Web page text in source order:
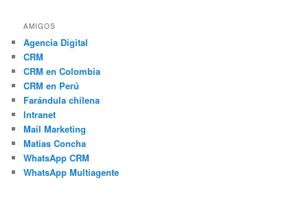
AMIGOS
Agencia Digital
CRM
CRM en Colombia
CRM en Perú
Farándula chilena
Intranet
Mail Marketing
Matias Concha
WhatsApp CRM
WhatsApp Multiagente